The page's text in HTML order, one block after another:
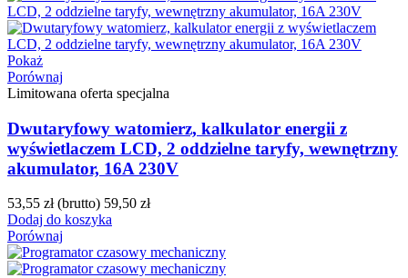
Pokaż
Porównaj
Limitowana oferta specjalna
Dwutaryfowy watomierz, kalkulator energii z
wyświetlaczem LCD, 2 oddzielne taryfy, wewnętrzny
akumulator, 16A 230V
53,55 zł (brutto) 59,50 zł
Dodaj do koszyka
Porównaj